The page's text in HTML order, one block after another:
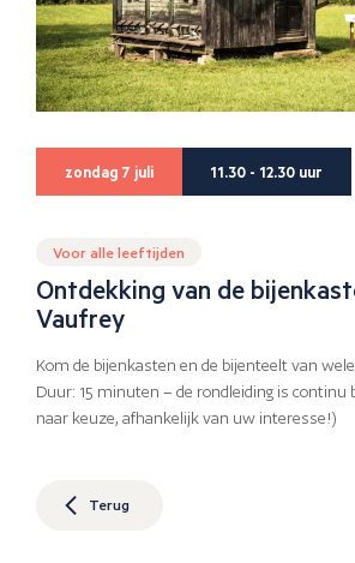
zondag 7 juli 11.30 - 12.30 uur
Voor alle leeftijden
Ontdekking van de
Vaufrey
Kom de bijenkasten en de bijenteelt van
Duur: 15 minuten – de rondleiding is continu
naar keuze, afhankelijk van uw interesse!)
Terug